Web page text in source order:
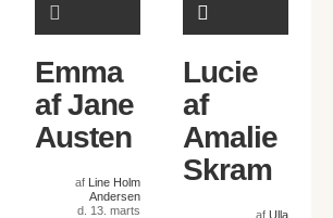
Emma
af Jane
Austen
af Line Holm
Andersen
d. 13. marts
Lucie
af
Amalie
Skram
af Ulla